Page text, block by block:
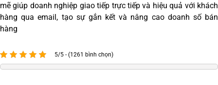
mẽ giúp doanh nghiệp giao tiếp trực tiếp và hiệu quả với khách
hàng qua email, tạo sự gắn kết và nâng cao doanh số bán
hàng
5/5 - (1261 bình chọn)